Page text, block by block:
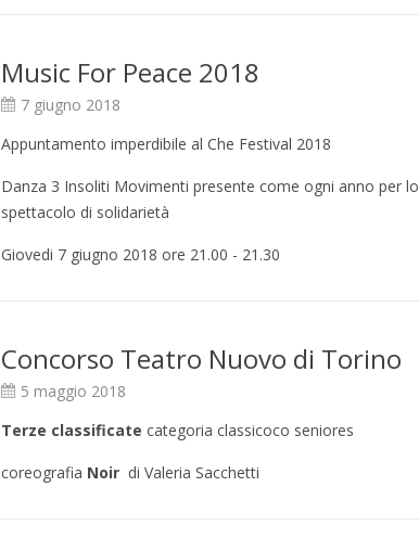
Music For Peace 2018
7 giugno 2018
Appuntamento imperdibile al Che Festival 2018
Danza 3 Insoliti Movimenti presente come ogni anno per lo
spettacolo di solidarietà
Giovedi 7 giugno 2018 ore 21.00 - 21.30
Concorso Teatro Nuovo di Torino
5 maggio 2018
Terze classificate categoria classicoco seniores
coreografia Noir di Valeria Sacchetti